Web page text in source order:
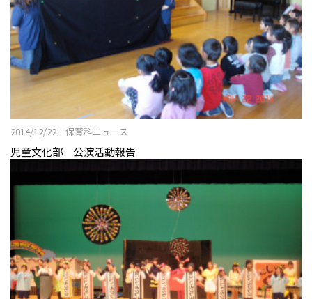
2014/12/22 保育科ニュース
児童文化部 公演活動報告